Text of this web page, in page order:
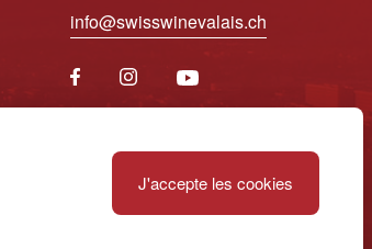
J'accepte les cookies
info@swisswinevalais.ch